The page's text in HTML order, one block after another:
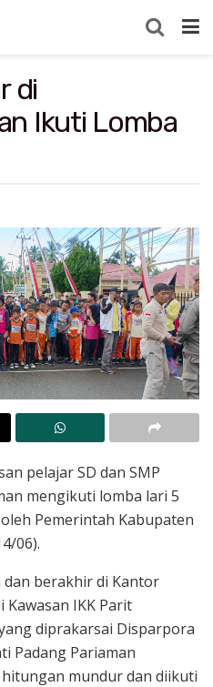
di
Ikuti Lomba
pelajar SD dan SMP
mengikuti lomba lari 5
Pemerintah Kabupaten
06).
berakhir di Kantor
Kawasan IKK Parit
diprakarsai Disparpora
Padang Pariaman
mundur dan diikuti